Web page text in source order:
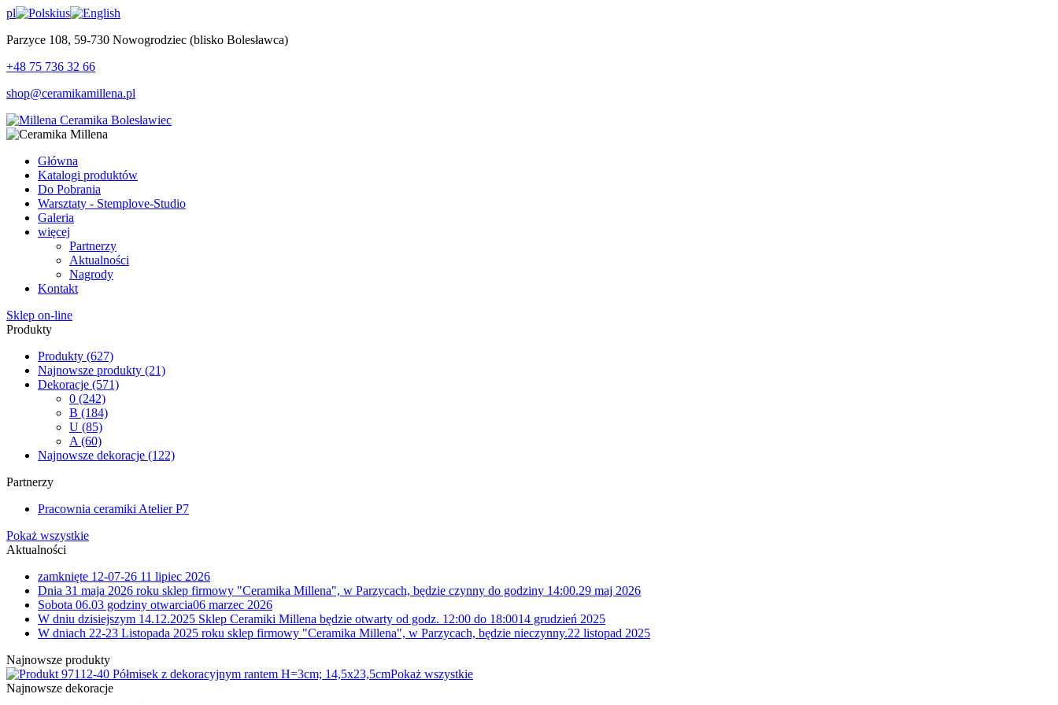
pl
us
Parzyce 108, 59-730 Nowogrodziec (blisko Bolesławca)
+48 75 736 32 66
shop@ceramikamillena.pl
Główna
Katalogi produktów
Do Pobrania
Warsztaty - Stemplove-Studio
Galeria
więcej
Partnerzy
Aktualności
Nagrody
Kontakt
Sklep on-line
Produkty
Produkty (627)
Najnowsze produkty (21)
Dekoracje (571)
0 (242)
B (184)
U (85)
A (60)
Najnowsze dekoracje (122)
Partnerzy
Pracownia ceramiki Atelier P7
Pokaż wszystkie
Aktualności
zamknięte 12-07-26 11 lipiec 2026
Dnia 31 maja 2026 roku sklep firmowy "Ceramika Millena", w Parzycach, będzie czynny do godziny 14:00.29 maj 2026
Sobota 06.03 godziny otwarcia06 marzec 2026
W dniu dzisiejszym 14.12.2025 Sklep Ceramiki Millena będzie otwarty od godz. 12:00 do 18:0014 grudzień 2025
W dniach 22-23 Listopada 2025 roku sklep firmowy "Ceramika Millena", w Parzycach, będzie nieczynny.22 listopad 2025
Najnowsze produkty
12-40 Półmisek z dekoracyjnym rantem H=3cm; 14,5x23,5cmPokaż wszystkie
Najnowsze dekoracje